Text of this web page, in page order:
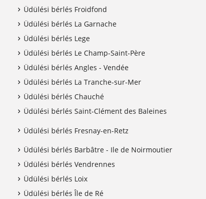
Üdülési bérlés Froidfond
Üdülési bérlés La Garnache
Üdülési bérlés Lege
Üdülési bérlés Le Champ-Saint-Père
Üdülési bérlés Angles - Vendée
Üdülési bérlés La Tranche-sur-Mer
Üdülési bérlés Chauché
Üdülési bérlés Saint-Clément des Baleines
Üdülési bérlés Fresnay-en-Retz
Üdülési bérlés Barbâtre - Ile de Noirmoutier
Üdülési bérlés Vendrennes
Üdülési bérlés Loix
Üdülési bérlés Île de Ré